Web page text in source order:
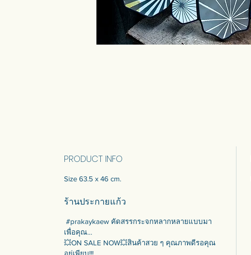
PRODUCT INFO
Size 63.5 x 46 cm.
ร้านประกายแก้ว
#prakaykaew คัดสรรกระจกหลากหลายแบบมา
เพื่อคุณ…
💥ON SALE NOW💥สินค้าสวย ๆ คุณภาพดีรอคุณ
อยู่เพียบ!!!